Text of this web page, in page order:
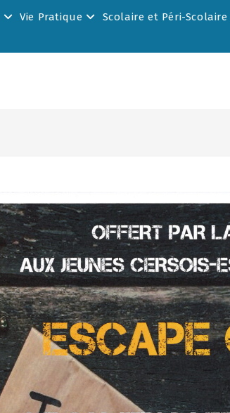
Vie Pratique Scolaire et Péri-Scolaire